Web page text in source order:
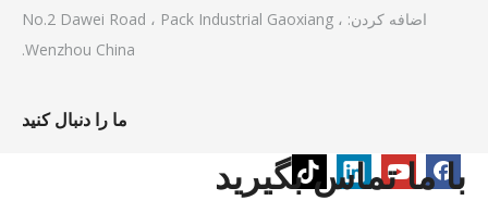
اضافه کردن: No.2 Dawei Road ، Pack Industrial Gaoxiang ،
Wenzhou China.
ما را دنبال کنید
با ما تماس بگیرید